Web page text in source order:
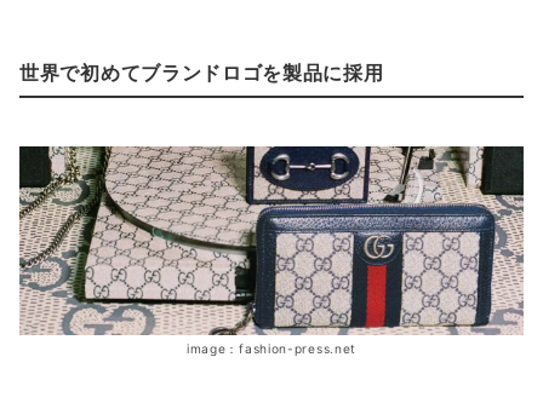
世界で初めてブランドロゴを製品に採用
image：fashion-press.net